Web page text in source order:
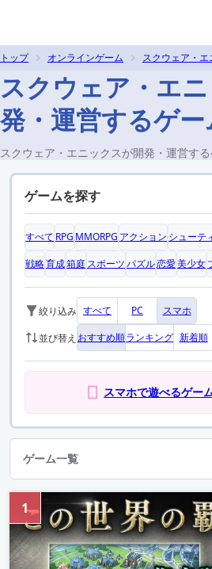
トップ オンラインゲーム スクウェア・エ
スクウェア・エ
発・運営するゲ
スクウェア・エニックスが開発・運営す
ゲームを探す
すべて RPG MMORPG アクション シューテ
戦略育成箱庭 スポーツパズル恋愛美少女
絞り込み すべて PC スマホ
並び替え おすすめ順ランキング 新着順
スマホで遊べるゲー
ゲーム一覧
1